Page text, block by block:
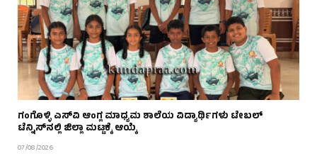
ಗಂಗೊಳ್ಳಿ ಎಸ್‌ವಿ ಆಂಗ್ಲ ಮಾಧ್ಯಮ ಶಾಲೆಯ ವಿದ್ಯಾರ್ಥಿಗಳು ಟೇಬಲ್‌
ಟೆನ್ನಿಸ್‌ನಲ್ಲಿ ಜಿಲ್ಲಾ ಮಟ್ಟಕ್ಕೆ ಆಯ್ಕೆ
07/08/2026